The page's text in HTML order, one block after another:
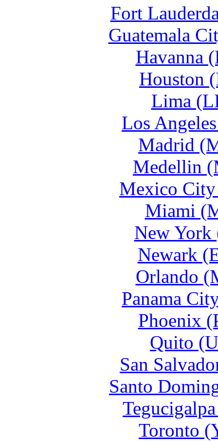
Fort
Guatemala
Havanna
Houston
Lima
Los
Madrid
Medellin
Mexico City
Miami
New York
Newark
Orlando
Panama
Phoenix
Quito
San
Santo
Toronto